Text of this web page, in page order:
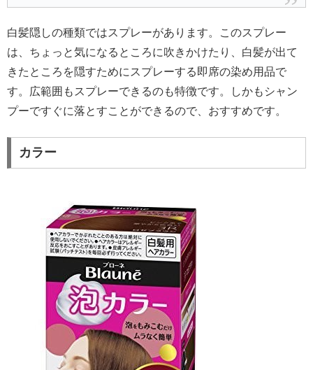
白髪隠しの種類ではスプレーがあります。このスプレー
は、ちょっと気になるところに吹きかけたり、白髪が出て
きたところを隠すためにスプレーする即席の染め用品で
す。広範囲もスプレーできるのも特徴です。しかもシャン
プーですぐに落とすことができるので、おすすめです。
カラー